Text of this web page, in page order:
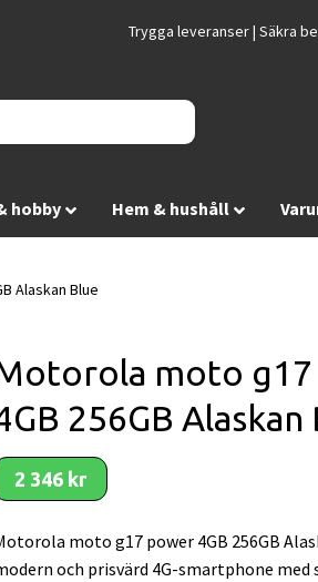
Trygga leveranser | Säkra
hobby Hem & hushåll
Alaskan Blue
moto
256GB Alaskan
2 346 kr
moto g17 power 4GB 256GB
och prisvärd 4G-smartphone